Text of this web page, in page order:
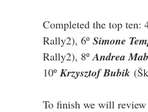
Completed the top ten:
Rally2), 6º Simone
Rally2), 8º Andrea
10º Krzysztof Bubik (
To finish we will